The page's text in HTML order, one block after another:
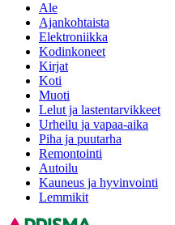
Ale
Ajankohtaista
Elektroniikka
Kodinkoneet
Kirjat
Koti
Muoti
Lelut ja lastentarvikkeet
Urheilu ja vapaa-aika
Piha ja puutarha
Remontointi
Autoilu
Kauneus ja hyvinvointi
Lemmikit